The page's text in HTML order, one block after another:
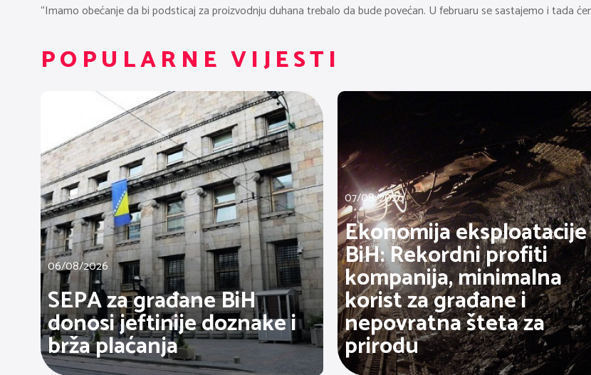
“Imamo obećanje da bi podsticaj za proizvodnju duhana trebalo da bude povećan. U februaru se sastajemo i tada
POPULARNE VIJESTI
06/08/2026
SEPA za građane BiH
donosi jeftinije doznake i
brža plaćanja
07/08/2026
Ekonomija
BiH: Rekordni profiti
kompanija, minimalna
korist za građane i
nepovratna šteta za
prirodu